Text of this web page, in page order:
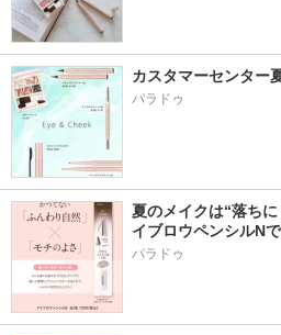
カスタマーセンター
パラドゥ
夏のメイクは“落ち
イブロウペンシルN
パラドゥ